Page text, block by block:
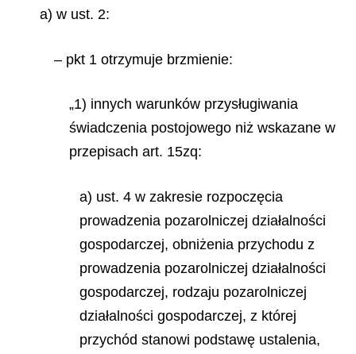
a) w ust. 2:
– pkt 1 otrzymuje brzmienie:
„1) innych warunków przysługiwania
świadczenia postojowego niż wskazane w
przepisach art. 15zq:
a) ust. 4 w zakresie rozpoczęcia
prowadzenia pozarolniczej działalności
gospodarczej, obniżenia przychodu z
prowadzenia pozarolniczej działalności
gospodarczej, rodzaju pozarolniczej
działalności gospodarczej, z której
przychód stanowi podstawę ustalenia,